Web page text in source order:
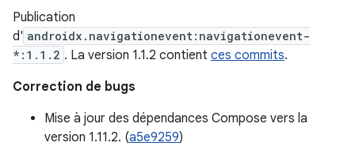
Publication
d' androidx.navigationevent:navigationevent-
*:1.1.2 . La version 1.1.2 contient ces commits.
Correction de bugs
Mise à jour des dépendances Compose vers la
version 1.11.2. (a5e9259)